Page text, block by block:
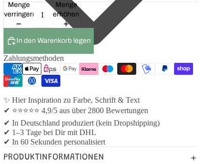
Menge
verringern
Menge
erhöhen
In den Warenkorb legen
Zahlungsmethoden
✨ Hier Inspiration zu Farbe, Schrift & Text
✔ ⭐⭐⭐⭐⭐ 4,9/5 aus über 2800 Bewertungen
✔ In Deutschland produziert (kein Dropshipping)
✔ 1–3 Tage bei Dir mit DHL
✔ In 60 Sekunden personalisiert
PRODUKTINFORMATIONEN